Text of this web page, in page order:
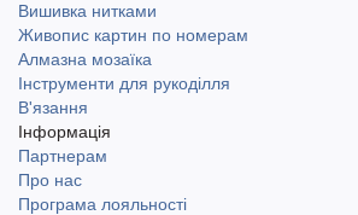
Вишивка нитками
Живопис картин по номерам
Алмазна мозаїка
Інструменти для рукоділля
В'язання
Інформація
Партнерам
Про нас
Програма лояльності